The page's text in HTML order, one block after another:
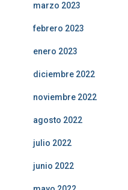
marzo 2023
febrero 2023
enero 2023
diciembre 2022
noviembre 2022
agosto 2022
julio 2022
junio 2022